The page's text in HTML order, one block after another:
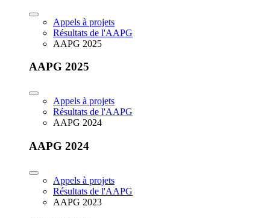
Appels à projets
Résultats de l'AAPG
AAPG 2025
AAPG 2025
Appels à projets
Résultats de l'AAPG
AAPG 2024
AAPG 2024
Appels à projets
Résultats de l'AAPG
AAPG 2023